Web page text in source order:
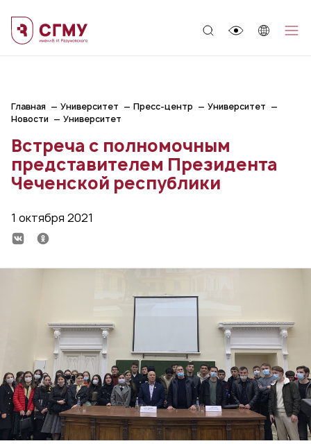
Главная Университет Пресс-центр
Университет
Новости
Университет
Встреча с полномочным
представителем Президента
Чеченской республики
1 октября 2021